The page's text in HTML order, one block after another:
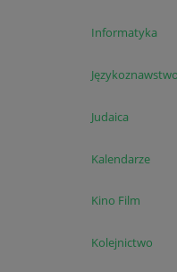
Informatyka
Językoznawstwo
Judaica
Kalendarze
Kino Film
Kolejnictwo